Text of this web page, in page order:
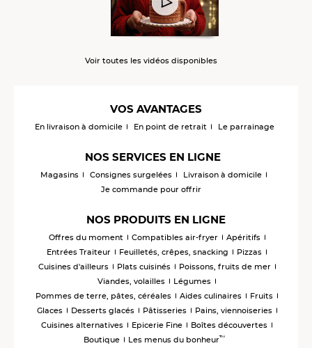
Voir toutes les vidéos disponibles
VOS AVANTAGES
En livraison à domicile En point de retrait Le parrainage
NOS SERVICES EN LIGNE
Magasins Consignes surgelées
Livraison à domicile
Je commande pour offrir
NOS PRODUITS EN LIGNE
Offres du moment Compatibles air-fryer
Apéritifs
Entrées Traiteur
Feuilletés, crêpes, snacking
Pizzas
Cuisines d'ailleurs
Plats cuisinés
Poissons, fruits de mer
Viandes, volailles
Légumes
Pommes de terre, pâtes, céréales
Aides culinaires
Fruits
Glaces
Desserts glacés Pâtisseries
Pains, viennoiseries
Cuisines alternatives
Epicerie Fine
Boîtes découvertes
Boutique
Les menus du bonheur™